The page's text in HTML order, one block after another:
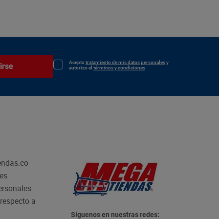
Aceptotratamiento de mis datos personalesy
autorizo el términos y condiciones
a
Síguenos en nuestras redes: